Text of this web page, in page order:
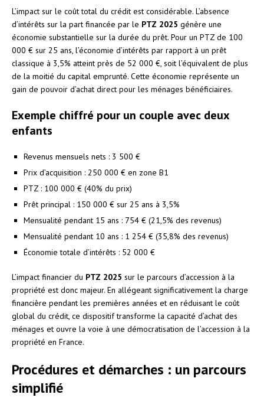
L’impact sur le coût total du crédit est considérable. L’absence
d’intérêts sur la part financée par le PTZ 2025 génère une
économie substantielle sur la durée du prêt. Pour un PTZ de 100
000 € sur 25 ans, l’économie d’intérêts par rapport à un prêt
classique à 3,5% atteint près de 52 000 €, soit l’équivalent de plus
de la moitié du capital emprunté. Cette économie représente un
gain de pouvoir d’achat direct pour les ménages bénéficiaires.
Exemple chiffré pour un couple avec deux
enfants
Revenus mensuels nets : 3 500 €
Prix d’acquisition : 250 000 € en zone B1
PTZ : 100 000 € (40% du prix)
Prêt principal : 150 000 € sur 25 ans à 3,5%
Mensualité pendant 15 ans : 754 € (21,5% des revenus)
Mensualité pendant 10 ans : 1 254 € (35,8% des revenus)
Économie totale d’intérêts : 52 000 €
L’impact financier du PTZ 2025 sur le parcours d’accession à la
propriété est donc majeur. En allégeant significativement la charge
financière pendant les premières années et en réduisant le coût
global du crédit, ce dispositif transforme la capacité d’achat des
ménages et ouvre la voie à une démocratisation de l’accession à la
propriété en France.
Procédures et démarches : un parcours
simplifié